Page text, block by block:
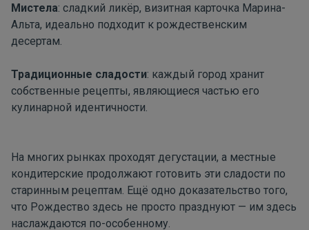
Мистела: сладкий ликёр, визитная карточка Марина-
Альта, идеально подходит к рождественским
десертам.
Традиционные сладости: каждый город хранит
собственные рецепты, являющиеся частью его
кулинарной идентичности.
На многих рынках проходят дегустации, а местные
кондитерские продолжают готовить эти сладости по
старинным рецептам. Ещё одно доказательство того,
что Рождество здесь не просто празднуют — им здесь
наслаждаются по-особенному.